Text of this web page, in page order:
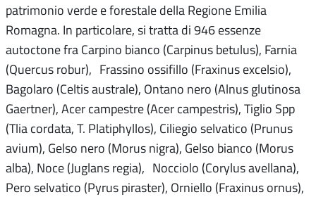
patrimonio verde e forestale della Regione Emilia
Romagna. In particolare, si tratta di 946 essenze
autoctone fra Carpino bianco (Carpinus betulus), Farnia
(Quercus robur), Frassino ossifillo (Fraxinus excelsio),
Bagolaro (Celtis australe), Ontano nero (Alnus glutinosa
Gaertner), Acer campestre (Acer campestris), Tiglio Spp
(Tlia cordata, T. Platiphyllos), Ciliegio selvatico (Prunus
avium), Gelso nero (Morus nigra), Gelso bianco (Morus
alba), Noce (Juglans regia), Nocciolo (Corylus avellana),
Pero selvatico (Pyrus piraster), Orniello (Fraxinus ornus),